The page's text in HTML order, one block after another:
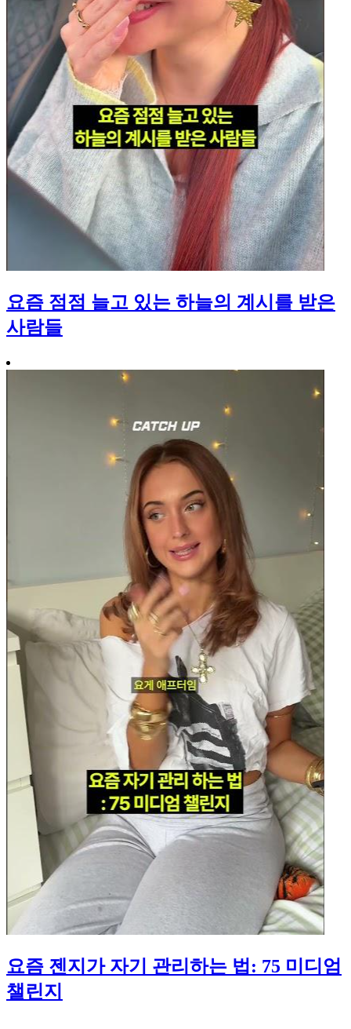
요즘 점점 늘고 있는 하늘의 계시를 받은
사람들
요즘 젠지가 자기 관리하는 법: 75 미디엄
챌린지